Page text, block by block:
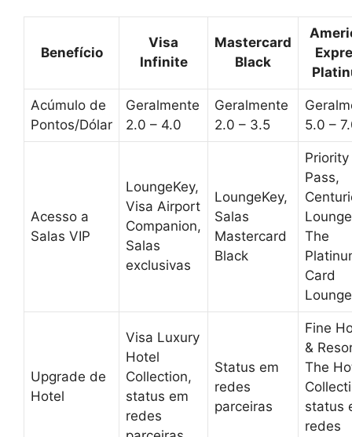
Benefício
Visa
Infinite
Mastercard
Black
Acúmulo de
Pontos/Dólar
Geralmente
2.0 – 4.0
Geralmente
2.0 – 3.5
5.0 –
Acesso a
Salas VIP
LoungeKey,
Visa Airport
Companion,
Salas
exclusivas
LoungeKey,
Salas
Mastercard
Black
Priority
Pass,
The
Card
Lounge
Upgrade de
Hotel
Visa Luxury
Hotel
Collection,
status em
redes
Status em
redes
parceiras
Fine
&
The
status
redes